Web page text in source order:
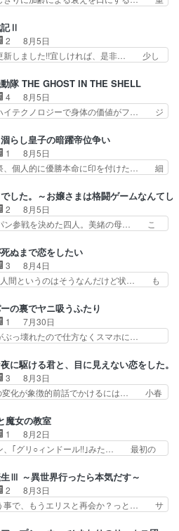
といくから気持… 勇者パーティー再結
とするよな… ねぇ猫耳ガール、敵の根
む事を同… 世もや替えが利くと復活P
う来週…
ですか。魔物の群を発見した… アマプ
終わり！サーベルボア討伐… を言い訳
いものですねwボア狩り… 先生として
好きだけど、今回みた… 4人だけでサ
が暴れてると聞い… ちょっと年齢の事
とゆーか言い訳… ベリルの母もやはり
かったかベリ…
Ⅱ
2
8月5日
新しました!!宜しければ、是非… 少し
一の手駒が強すぎる笑あお… 私にとっ
褒美回ゼー様の葉巻シー… やはりター
指揮だと展開に迫力が… “貧乏籤百連
”100連でも1回… 2期入ってから地味
って言葉に… ゼートゥーア左遷によっ
の連携が… 緊張感ある戦闘描写とギャ
有能な…
隊 THE GHOST IN THE SHELL
4
8月5日
イテクノロジーで身体の価値がフ… ジ
理性持ち始めた。この世界の… 原作読
何年も前なのに、覚えてる… コイルの
止めるべくバトーの指導… やまとん1
部分で使うのだろう？… 日本とロシア
で視聴しまし… 前回同様『イノセン
押井・神山版… 第５話「EPISODEラ
の気持…
らし皇子の暗躍帝位争い
1
8月5日
、個人的に優勝本命に印を付けた… 細
すぎる笑アルは最初から自分… プラネ
ズ展開アツいな「騎士狩猟… 麦茶どこ
ル通り麦茶の出涸らしぐ… 第５話を
視聴しました。視聴に… 復讐に燃える
のでこの娘が皇帝… ウサギ好きそうな
かわいい。幼馴… ついに始まった狩猟
の活躍で上位…
した。～お嬢さまは格闘ゲームなんてし
2
8月5日
ン参戦を決めた四人。美緒の母… こ
れてるのに中身は…美緒ママ… テー
大会に行くには？感想は、美… 大会を
熱が高まる一方、百合の本… 東京で開
ゲー大会に参加すること… Japanに向
!/でも観光よ… 旅の支度全部やってく
なんだかん… 第５話をｄアニメストア
した。視…
ぬまで恋をしたい
3
8月4日
人間というのはそうなんだけど状… も
して欲しいでも自分達が代わ… ご視聴
ございました見るたびに切… 誰かと思
ー先輩か。しれっと相方… 第５話感
た相手にも家族や…､戦… つらい回
可愛かった2人の関係… 確かに相手に
切な人はいるけど、… 白シャツが作業
もんなんですかね…
の裏でヤニ吸うふたり
1
7月30日
ぶっ壊れたので仕方なくスマホに…
感が否めず、エピソードの打率… 田山
木さんに沼っていく…こんな… 佐々木
ェチなんですね笑最近まじ… 佐々木が
らスマホに変えるって、… もうドラマ
佐々木さんの優しさ… 先行で見た時よ
取りに癒しを感… ABEMA版の7〜8
実年齢以上…
に駆ける君と、目に見えない恋をした。
3
8月3日
変化が象徴的前話でかけるには… 小春
風に見えてるのかぁ。かける… 完全な
なりましたねぇ…OPとE… 余計な物
く靄がかった小春ちゃん… 光も感じな
目なんやね…おめかし… 母役に能登さ
いて良かった本当… 股に海豚を挟み水
会話を反芻…恋… OPEDとも無人バー
主人公２人…
魔女の教室
1
8月2日
、｢グリ○ィンドール!!｣みた… 最初の
カが大好きだよね。ツン… 一等級ポテ
アリアちゃん可愛くて… そういや、ア
は最上級のくせに、… とうとうアリア
場がきたこれまで… 毎度ながらのスピ
Ⅲ ～異世界行ったら本気だす～
2
8月3日
事で、もうエリスと再会か？っと… サ